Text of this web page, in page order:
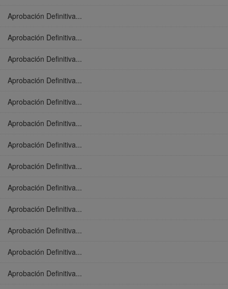
Aprobación Definitiva...
Aprobación Definitiva...
Aprobación Definitiva...
Aprobación Definitiva...
Aprobación Definitiva...
Aprobación Definitiva...
Aprobación Definitiva...
Aprobación Definitiva...
Aprobación Definitiva...
Aprobación Definitiva...
Aprobación Definitiva...
Aprobación Definitiva...
Aprobación Definitiva...